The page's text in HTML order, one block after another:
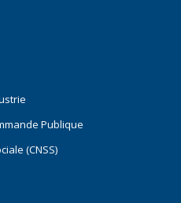
Publique
(CNSS)